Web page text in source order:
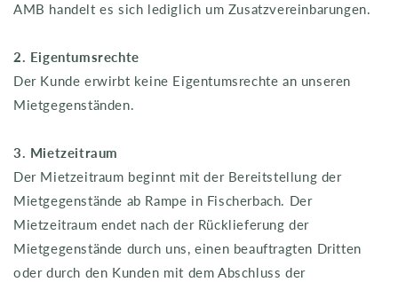
AMB handelt es sich lediglich um Zusatzvereinbarungen.
2. Eigentumsrechte
Der Kunde erwirbt keine Eigentumsrechte an unseren
Mietgegenständen.
3. Mietzeitraum
Der Mietzeitraum beginnt mit der Bereitstellung der
Mietgegenstände ab Rampe in Fischerbach. Der
Mietzeitraum endet nach der Rücklieferung der
Mietgegenstände durch uns, einen beauftragten Dritten
oder durch den Kunden mit dem Abschluss der